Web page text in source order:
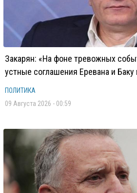
Закарян: «На фоне тревожных
устные соглашения Еревана и Баку
ПОЛИТИКА
09 Августа 2026 - 00:59